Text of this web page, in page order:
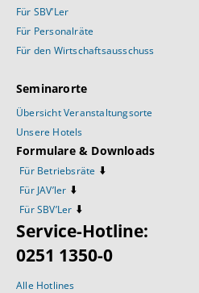
Für SBV’Ler
Für Personalräte
Für den Wirtschaftsausschuss
Seminarorte
Übersicht Veranstaltungsorte
Unsere Hotels
Formulare & Downloads
Für Betriebsräte ⬇️
Für JAV’ler ⬇️
Für SBV’Ler ⬇️
Service-Hotline:
0251 1350-0
Alle Hotlines